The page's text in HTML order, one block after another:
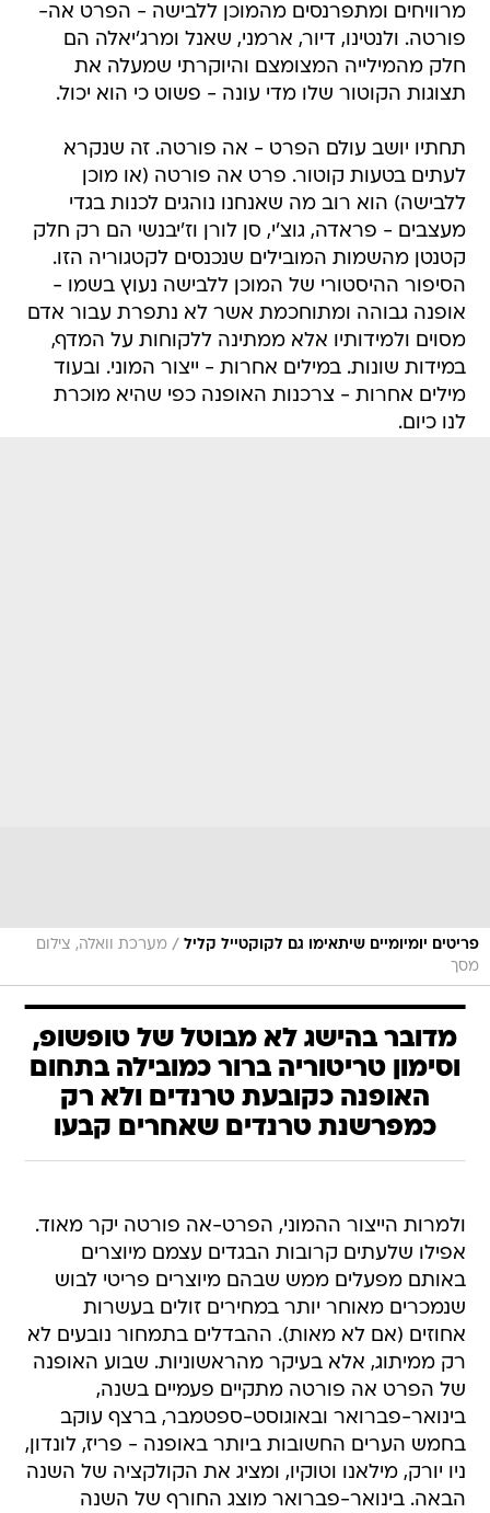
מרוויחים ומתפרנסים מהמוכן ללבישה - הפרט אה-
פורטה. ולנטינו, דיור, ארמני, שאנל ומרג'יאלה הם
חלק מהמילייה המצומצם והיוקרתי שמעלה את
תצוגות הקוטור שלו מדי עונה - פשוט כי הוא יכול.
תחתיו יושב עולם הפרט - אה פורטה. זה שנקרא
לעתים בטעות קוטור. פרט אה פורטה (או מוכן
ללבישה) הוא רוב מה שאנחנו נוהגים לכנות בגדי
מעצבים - פראדה, גוצ'י, סן לורן וז'יבנשי הם רק חלק
קטנטן מהשמות המובילים שנכנסים לקטגוריה הזו.
הסיפור ההיסטורי של המוכן ללבישה נעוץ בשמו -
אופנה גבוהה ומתוחכמת אשר לא נתפרת עבור אדם
מסוים ולמידותיו אלא ממתינה ללקוחות על המדף,
במידות שונות. במילים אחרות - ייצור המוני. ובעוד
מילים אחרות - צרכנות האופנה כפי שהיא מוכרת
לנו כיום.
פריטים יומיומיים שיתאימו גם לקוקטייל קליל / מערכת וואלה, צילום
מסך
מדובר בהישג לא מבוטל של טופשופ,
וסימון טריטוריה ברור כמובילה בתחום
האופנה כקובעת טרנדים ולא רק
כמפרשנת טרנדים שאחרים קבעו
ולמרות הייצור ההמוני, הפרט-אה פורטה יקר מאוד.
אפילו שלעתים קרובות הבגדים עצמם מיוצרים
באותם מפעלים ממש שבהם מיוצרים פריטי לבוש
שנמכרים מאוחר יותר במחירים זולים בעשרות
אחוזים (אם לא מאות). ההבדלים בתמחור נובעים לא
רק ממיתוג, אלא בעיקר מהראשוניות. שבוע האופנה
של הפרט אה פורטה מתקיים פעמיים בשנה,
בינואר-פברואר ובאוגוסט-ספטמבר, ברצף עוקב
בחמש הערים החשובות ביותר באופנה - פריז, לונדון,
ניו יורק, מילאנו וטוקיו, ומציג את הקולקציה של השנה
הבאה. בינואר-פברואר מוצג החורף של השנה